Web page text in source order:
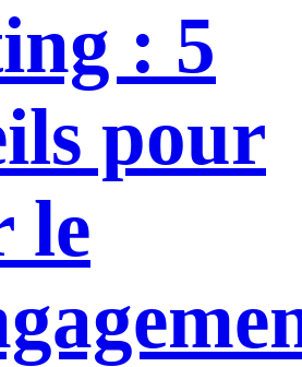
: 5
pour
le